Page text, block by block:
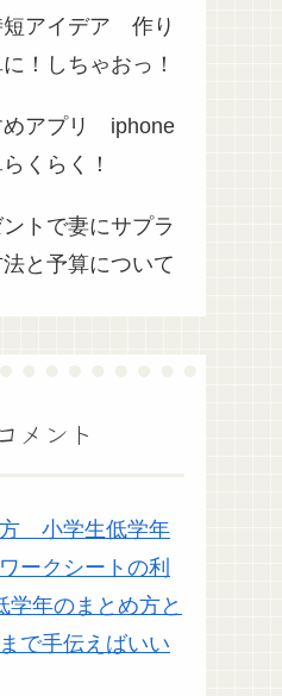
短アイデア 作り
！しちゃおっ！
めアプリ iphone
くらく！
トで妻にサプラ
と予算について
メント
小学生低学年
ークシートの利
年のまとめ方と
で手伝えばいい